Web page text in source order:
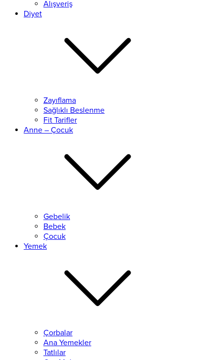
Alışveriş
Diyet
Zayıflama
Sağlıklı Beslenme
Fit Tarifler
Anne – Çocuk
Gebelik
Bebek
Çocuk
Yemek
Çorbalar
Ana Yemekler
Tatlılar